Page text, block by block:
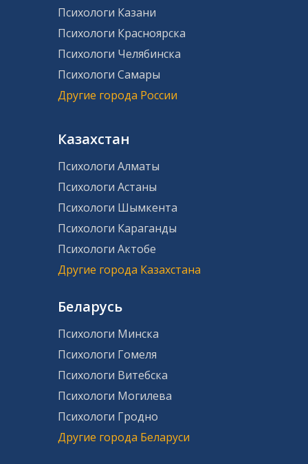
Психологи Казани
Психологи Красноярска
Психологи Челябинска
Психологи Самары
Другие города России
Казахстан
Психологи Алматы
Психологи Астаны
Психологи Шымкента
Психологи Караганды
Психологи Актобе
Другие города Казахстана
Беларусь
Психологи Минска
Психологи Гомеля
Психологи Витебска
Психологи Могилева
Психологи Гродно
Другие города Беларуси